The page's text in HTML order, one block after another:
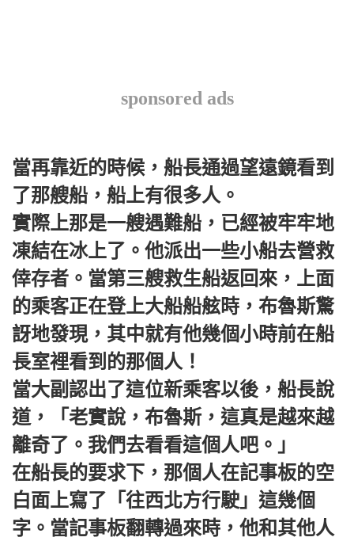
sponsored ads
當再靠近的時候，船長通過望遠鏡看到
了那艘船，船上有很多人。
實際上那是一艘遇難船，已經被牢牢地
凍結在冰上了。他派出一些小船去營救
倖存者。當第三艘救生船返回來，上面
的乘客正在登上大船船舷時，布魯斯驚
訝地發現，其中就有他幾個小時前在船
長室裡看到的那個人！
當大副認出了這位新乘客以後，船長說
道，「老實說，布魯斯，這真是越來越
離奇了。我們去看看這個人吧。」
在船長的要求下，那個人在記事板的空
白面上寫了「往西北方行駛」這幾個
字。當記事板翻轉過來時，他和其他人